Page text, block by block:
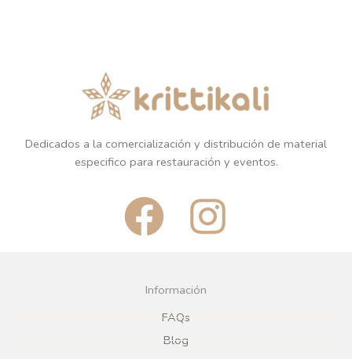
Dedicados a la comercialización y distribución de material
especifico para restauración y eventos.
F
a
c
e
I
n
Información
FAQs
Blog